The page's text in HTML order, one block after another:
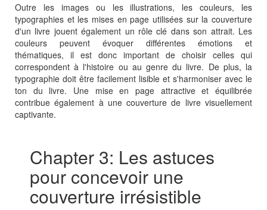
Outre les images ou les illustrations, les couleurs, les
typographies et les mises en page utilisées sur la couverture
d'un livre jouent également un rôle clé dans son attrait. Les
couleurs peuvent évoquer différentes émotions et
thématiques, il est donc important de choisir celles qui
correspondent à l'histoire ou au genre du livre. De plus, la
typographie doit être facilement lisible et s'harmoniser avec le
ton du livre. Une mise en page attractive et équilibrée
contribue également à une couverture de livre visuellement
captivante.
Chapter 3: Les astuces
pour concevoir une
couverture irrésistible